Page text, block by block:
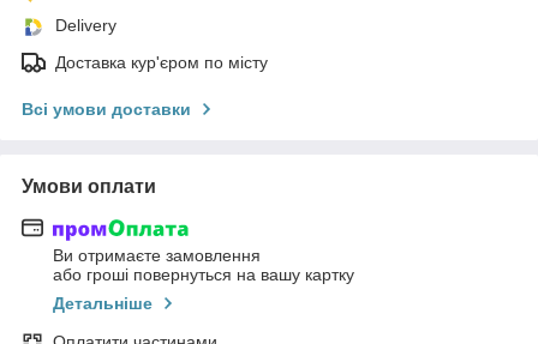
Delivery
Доставка кур'єром по місту
Всі умови доставки
Умови оплати
Ви отримаєте замовлення
або гроші повернуться на вашу картку
Детальніше